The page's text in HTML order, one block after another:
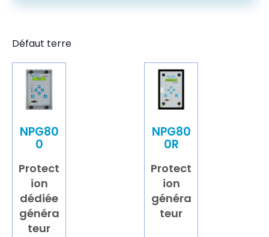
Défaut terre
NPG80
0
Protect
ion
dédiée
généra
teur
NPG80
0R
Protect
ion
généra
teur